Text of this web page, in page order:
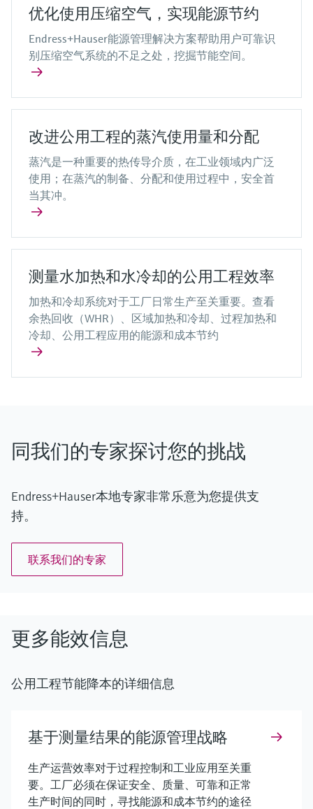
优化使用压缩空气，实现能源节约
Endress+Hauser能源管理解决方案帮助用户可靠识
别压缩空气系统的不足之处，挖掘节能空间。
改进公用工程的蒸汽使用量和分配
蒸汽是一种重要的热传导介质，在工业领域内广泛
使用；在蒸汽的制备、分配和使用过程中，安全首
当其冲。
测量水加热和水冷却的公用工程效率
加热和冷却系统对于工厂日常生产至关重要。查看
余热回收（WHR）、区域加热和冷却、过程加热和
冷却、公用工程应用的能源和成本节约
同我们的专家探讨您的挑战
Endress+Hauser本地专家非常乐意为您提供支
持。
联系我们的专家
更多能效信息
公用工程节能降本的详细信息
基于测量结果的能源管理战略
生产运营效率对于过程控制和工业应用至关重
要。工厂必须在保证安全、质量、可靠和正常
生产时间的同时，寻找能源和成本节约的途径